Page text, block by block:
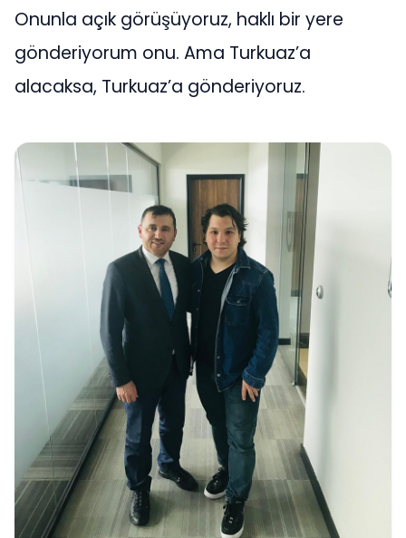
Onunla açık görüşüyoruz, haklı bir yere
gönderiyorum onu. Ama Turkuaz’a
alacaksa, Turkuaz’a gönderiyoruz.